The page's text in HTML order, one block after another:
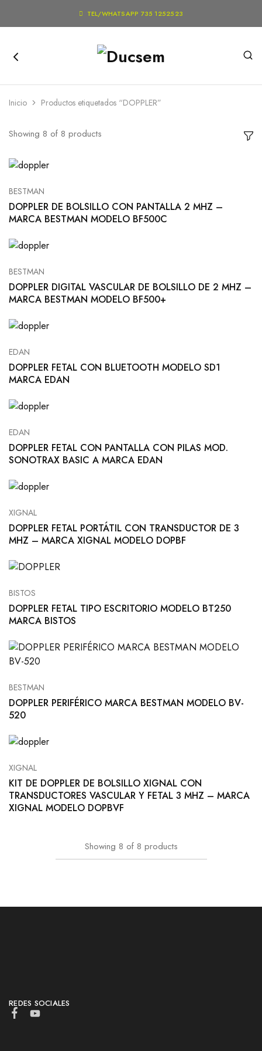
 TEL/WHATSAPP 735 1252523
Inicio Productos etiquetados “DOPPLER”
Showing 8 of 8 products
BESTMAN
DOPPLER DE BOLSILLO CON PANTALLA 2 MHZ –
MARCA BESTMAN MODELO BF500C
BESTMAN
DOPPLER DIGITAL VASCULAR DE BOLSILLO DE 2 MHZ –
MARCA BESTMAN MODELO BF500+
EDAN
DOPPLER FETAL CON BLUETOOTH MODELO SD1
MARCA EDAN
EDAN
DOPPLER FETAL CON PANTALLA CON PILAS MOD.
SONOTRAX BASIC A MARCA EDAN
XIGNAL
DOPPLER FETAL PORTÁTIL CON TRANSDUCTOR DE 3
MHZ – MARCA XIGNAL MODELO DOPBF
BISTOS
DOPPLER FETAL TIPO ESCRITORIO MODELO BT250
MARCA BISTOS
BESTMAN
DOPPLER PERIFÉRICO MARCA BESTMAN MODELO BV-
520
XIGNAL
KIT DE DOPPLER DE BOLSILLO XIGNAL CON
TRANSDUCTORES VASCULAR Y FETAL 3 MHZ – MARCA
XIGNAL MODELO DOPBVF
Showing 8 of 8 products
REDES SOCIALES